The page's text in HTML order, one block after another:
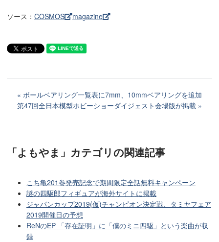
ソース： COSMOS magazine
ボールベアリング一覧表に7mm、10mmベアリングを追加
第47回全日本模型ホビーショーダイジェスト会場版が掲載
「よもやま」カテゴリの関連記事
こち亀201巻発売記念で期間限定全話無料キャンペーン
謎の四駆郎フィギュアが海外サイトに掲載
ジャパンカップ2019(仮)チャンピオン決定戦、タミヤフェア
2019開催日の予想
ReNのEP 「存在証明」に「僕のミニ四駆」という楽曲が収
録